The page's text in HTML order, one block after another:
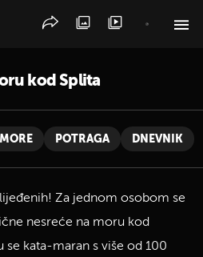
kod Splita
MORE POTRAGA DNEVNIK
Za jednom osobom se
nesreće na moru kod
se kata-maran s više od 100